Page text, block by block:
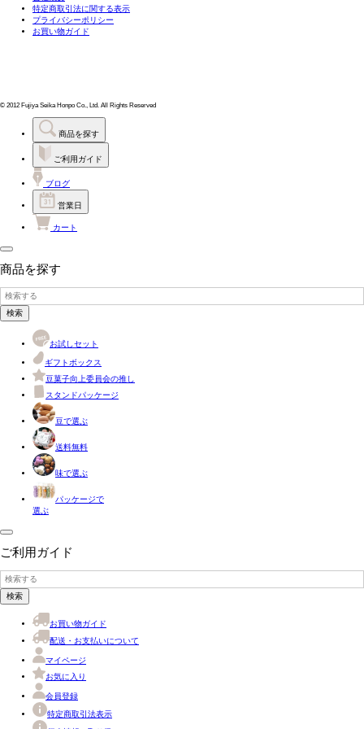
特定商取引法に関する表示
プライバシーポリシー
お買い物ガイド
© 2012 Fujiya Seika Honpo Co., Ltd. All Rights Reserved
商品を探す
ご利用ガイド
ブログ
営業日
カート
商品を探す
検索
お試しセット
ギフトボックス
豆菓子向上委員会の推し
スタンドパッケージ
豆で選ぶ
送料無料
味で選ぶ
パッケージで
選ぶ
ご利用ガイド
検索
お買い物ガイド
配送・お支払いについて
マイページ
お気に入り
会員登録
特定商取引法表示